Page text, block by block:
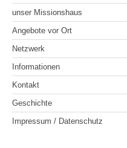
unser Missionshaus
Angebote vor Ort
Netzwerk
Informationen
Kontakt
Geschichte
Impressum / Datenschutz